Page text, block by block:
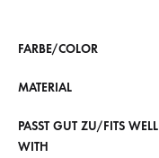
FARBE/COLOR
MATERIAL
PASST GUT ZU/FITS WELL
WITH